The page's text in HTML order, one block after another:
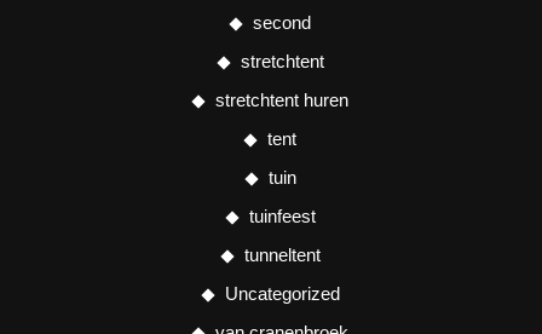
second
stretchtent
stretchtent huren
tent
tuin
tuinfeest
tunneltent
Uncategorized